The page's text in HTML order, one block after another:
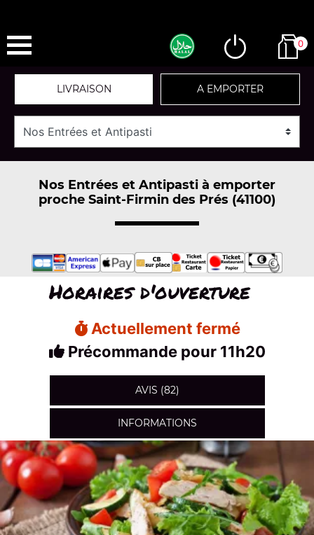
0
LIVRAISON A EMPORTER
Nos Entrées et Antipasti à emporter
proche Saint-Firmin des Prés (41100)
Horaires d'ouverture
Actuellement fermé
Précommande pour 11h20
AVIS (82)
INFORMATIONS